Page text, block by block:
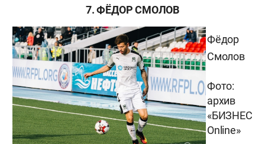
7. ФЁДОР СМОЛОВ
Фёдор
Смолов
Фото:
архив
«БИЗНЕС
Online»